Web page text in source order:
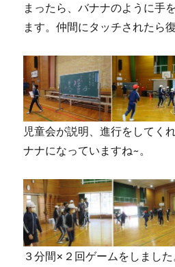
まったら、バナナのように手
ます。仲間にタッチされたら
児童会が説明、進行をしてく
ナナになっていますね~。
３分間×２回ゲームをしまし